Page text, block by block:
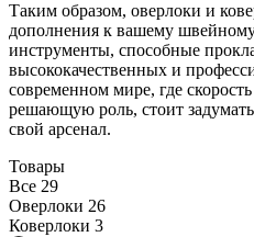
Таким образом, оверлоки и
дополнения к вашему
инструменты, способные
высококачественных и
современном мире, где
решающую роль, стоит
свой арсенал.
Товары
Все 29
Оверлоки 26
Коверлоки 3